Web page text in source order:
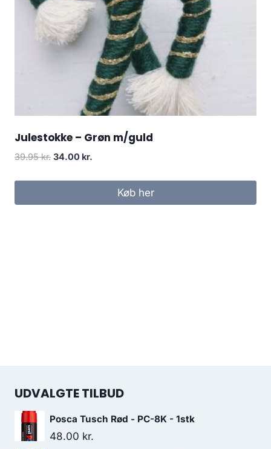
Julestokke – Grøn m/guld
39.95kr. 34.00 kr.
Køb her
UDVALGTE TILBUD
Posca Tusch Rød - PC-8K - 1stk
48.00 kr.